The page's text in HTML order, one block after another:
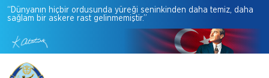
“Dünyanın hiçbir ordusunda yüreği seninkinden daha temiz, daha
sağlam bir askere rast gelinmemiştir.”